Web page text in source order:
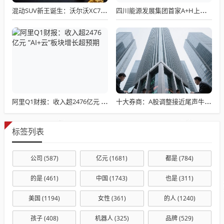
混动SUV新王诞生：沃尔沃XC70四擎四驱+200km纯电，新势力慌了吗？ 四川能源发展集团首家A+H上市公司即将诞生
阿里Q1财报：收入超2476亿元 “AI+云”板块增长超预期 十大券商：A股调整接近尾声牛市逻辑未变
标签列表
公司 (587) 亿元(1681) 都是(784)
的是(461) 中国 (1743) 也是(311)
美国 (1194) 女性 (361) 的人(1240)
孩子(408) 机器人(325) 品牌(529)